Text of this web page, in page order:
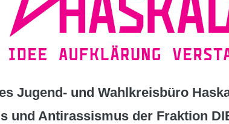
Jugend- und Wahlkreisbüro
und Antirassismus der Fraktion